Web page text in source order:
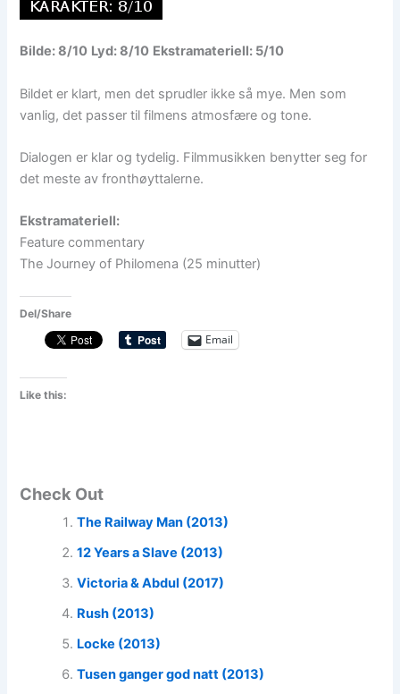
Bilde: 8/10 Lyd: 8/10 Ekstramateriell: 5/10
Bildet er klart, men det sprudler ikke så mye. Men som
vanlig, det passer til filmens atmosfære og tone.
Dialogen er klar og tydelig. Filmmusikken benytter seg for
det meste av fronthøyttalerne.
Ekstramateriell:
Feature commentary
The Journey of Philomena (25 minutter)
Del/Share
Email
Like this:
Check Out
The Railway Man (2013)
12 Years a Slave (2013)
Victoria & Abdul (2017)
Rush (2013)
Locke (2013)
Tusen ganger god natt (2013)